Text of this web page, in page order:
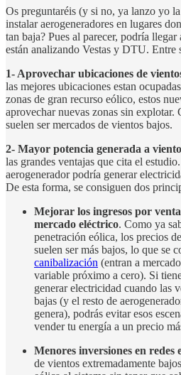
Os preguntaréis (y si no, ya lanzo yo
instalar aerogeneradores en lugares
tan baja? Pues al parecer, podría
están analizando Vestas y DTU. Entre
1- Aprovechar ubicaciones de
las mejores ubicaciones estan
zonas de gran recurso eólico, estos
aprovechar nuevas zonas sin
suelen ser mercados de vientos bajos.
2- Mayor potencia generada a
las grandes ventajas que cita el
aerogenerador podría generar
De esta forma, se consiguen dos
Mejorar los ingresos por
mercado eléctrico. Como ya
penetración eólica, los precios
suelen ser más bajos, lo que se
canibalización (entran a
variable próximo a cero). Si
generar electricidad cuando las
bajas (y el resto de
genera), podrás evitar esos
vender tu energía a un precio
Menores inversiones en redes
de vientos extremadamente